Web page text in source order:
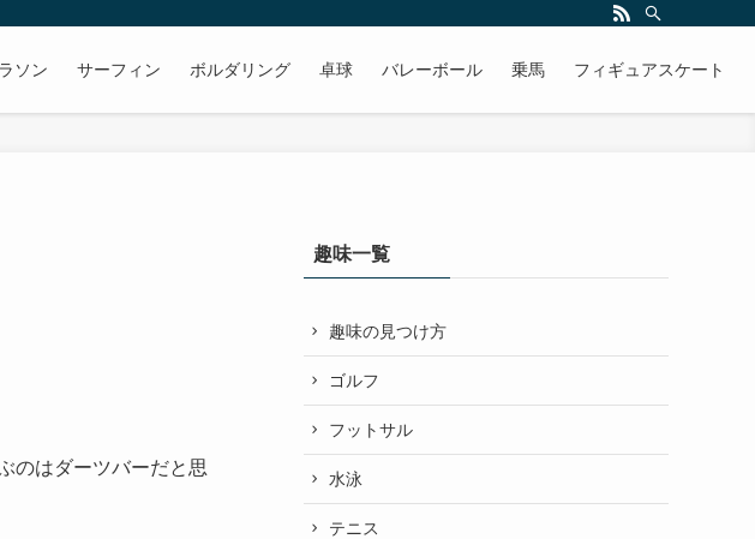
ソン サーフィン ボルダリング 卓球 バレーボール 乗馬 フィギュアスケート
のはダーツバーだと思
趣味一覧
趣味の見つけ方
ゴルフ
フットサル
水泳
テニス